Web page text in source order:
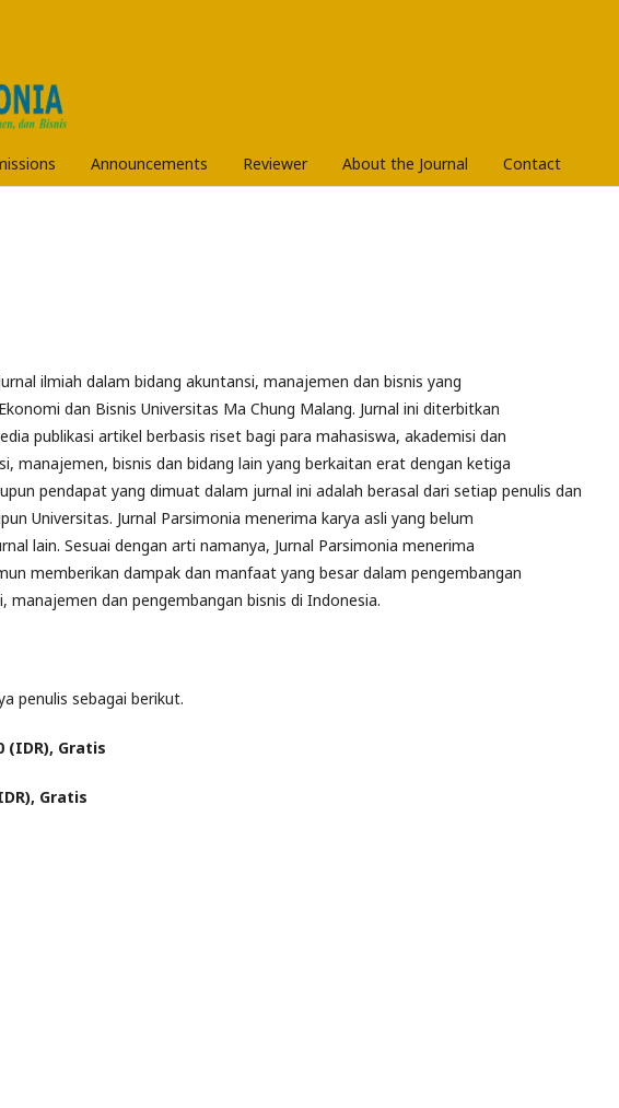
Announcements Reviewer About the Journal Contact
ilmiah dalam bidang akuntansi, manajemen dan bisnis yang
dan Bisnis Universitas Ma Chung Malang. Jurnal ini diterbitkan
publikasi artikel berbasis riset bagi para mahasiswa, akademisi dan
manajemen, bisnis dan bidang lain yang berkaitan erat dengan ketiga
pendapat yang dimuat dalam jurnal ini adalah berasal dari setiap penulis dan
Universitas. Jurnal Parsimonia menerima karya asli yang belum
lain. Sesuai dengan arti namanya, Jurnal Parsimonia menerima
memberikan dampak dan manfaat yang besar dalam pengembangan
manajemen dan pengembangan bisnis di Indonesia.
penulis sebagai berikut.
(IDR), Gratis
Gratis